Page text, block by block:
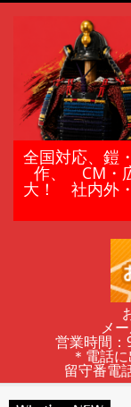
鎧
甲
レ
全国対応、鎧
作、 CM・
大！ 社内外・
メ
営業時間
＊電話
留守番電